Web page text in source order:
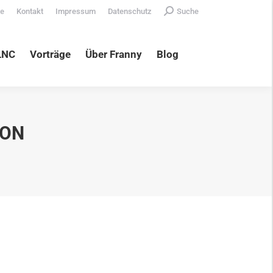
Kontakt Impressum Datenschutz Search:
Suche
Vorträge Über Franny Blog